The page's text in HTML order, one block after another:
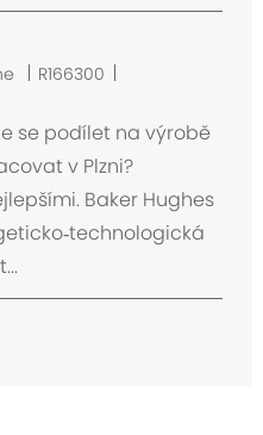
R166300
se podílet na výrobě
v Plzni?
Baker Hughes